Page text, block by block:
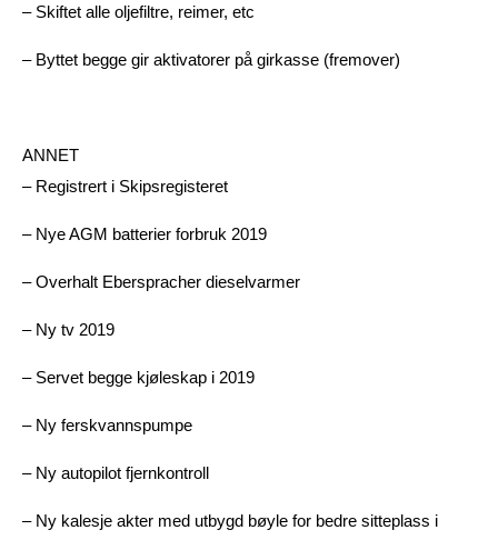
– Skiftet alle oljefiltre, reimer, etc
– Byttet begge gir aktivatorer på girkasse (fremover)
ANNET
– Registrert i Skipsregisteret
– Nye AGM batterier forbruk 2019
– Overhalt Eberspracher dieselvarmer
– Ny tv 2019
– Servet begge kjøleskap i 2019
– Ny ferskvannspumpe
– Ny autopilot fjernkontroll
– Ny kalesje akter med utbygd bøyle for bedre sitteplass i